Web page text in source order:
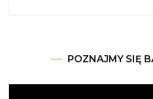
POZNAJMY SIĘ